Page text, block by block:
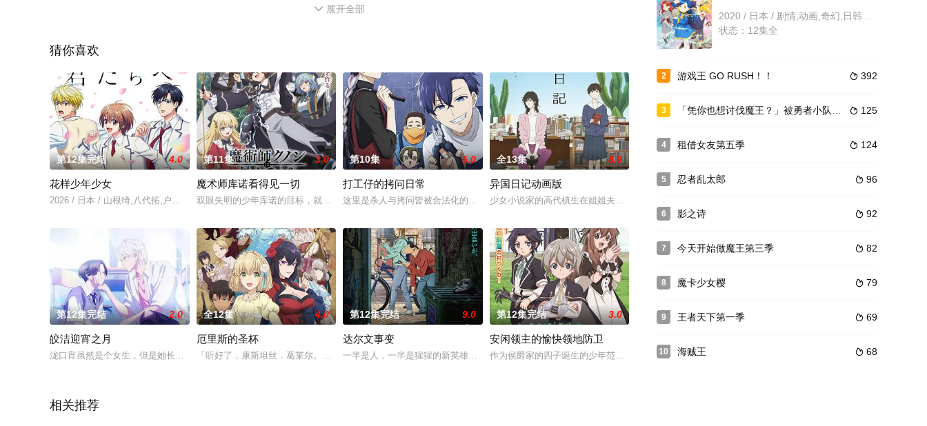
 展开全部
猜你喜欢
第12集完结 4.0
花样少年少女
2026 / 日本 / 山根绮,八代拓,户谷菊之介,梅原裕一郎,福山润,川岛零士,内山昂辉,驹田航,古屋亚南,西山宏太朗,夏吉优子,日野聪
第11集 3.0
魔术师库诺看得见一切
双眼失明的少年库诺的目标，就是用水系魔术做出新的双眼。学习魔法仅仅五个月，就超越教师实力的库诺，在这前所未有的挑战
第10集 5.0
打工仔的拷问日常
这里是杀人与拷问皆被合法化的世界。在拷问公司打工的赛罗与前辈时宇，迎来新人米克与休，度过快乐又忙碌的拷问日常。温馨
全13集 8.0
异国日记动画版
少女小说家的高代槙生在姐姐夫妇的葬礼上，面对被亲戚们互相推诿的姐姐的遗孤·朝无法视而不见，顺势决定
第12集完结 2.0
皎洁迎宵之月
泷口宵虽然是个女生，但是她长相俊美，举止也很潇洒帅气，所以被同学们称为「王子」。虽然宵也想象漫画里的女主角谈场恋爱
全12集 4.0
厄里斯的圣杯
「听好了，康斯坦丝．葛莱尔。妳就算花费一生时间，也必须让我的复仇成功！」只有诚实勉强算是优点的平凡子爵千金康妮，在
第12集完结 9.0
达尔文事变
一半是人，一半是猩猩的新英雄！猩猩人和恐怖分子展開激烈衝突！！恐怖組織「動物解放同盟（ALA）」攻擊生物科學研究所
第12集完结 3.0
安闲领主的愉快领地防卫
作为侯爵家的四子诞生的少年范恩自幼便被称为神童，备受期待。8岁时，他获得了被认为是毫无用处的「生
相关推荐
状态：12集全
2  392
游戏王 GO RUSH！！
3  125
「凭你也想讨伐魔王？」被勇者小队逐出队伍，只好在王都自在过活
4  124
租借女友第五季
5  96
忍者乱太郎
6  92
影之诗
7  82
今天开始做魔王第三季
8  79
魔卡少女樱
9  69
王者天下第一季
10  68
海贼王